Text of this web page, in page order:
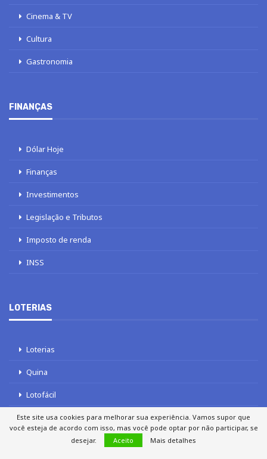
Cinema & TV
Cultura
Gastronomia
FINANÇAS
Dólar Hoje
Finanças
Investimentos
Legislação e Tributos
Imposto de renda
INSS
LOTERIAS
Loterias
Quina
Lotofácil
Mega-Sena
Este site usa cookies para melhorar sua experiência. Vamos supor que
você esteja de acordo com isso, mas você pode optar por não participar, se
desejar.
Aceito Mais detalhes